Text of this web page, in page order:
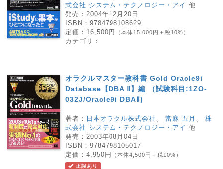
式会社 システム・テクノロジー・アイ 他
発売： 2004年12月20日
ISBN： 9784798108629
定価： 16,500円 （本体15,000円＋税10%）
カテゴリ：
オラクルマスター教科書 Gold Oracle9i
Database【DBA Ⅱ】編 （試験科目:1ZO-
032J/Oracle9i DBAⅡ)
著者： 日本オラクル株式会社 當麻 五月
株
式会社 システム・テクノロジー・アイ 他
発売： 2003年08月04日
ISBN： 9784798105017
定価： 4,950円 （本体4,500円＋税10%）
正誤あり